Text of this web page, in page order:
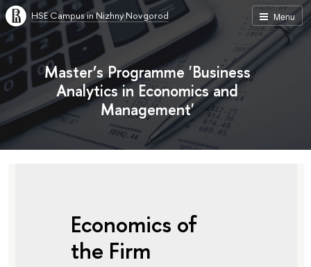
Menu
HSE Campus in Nizhny Novgorod
Master’s Programme 'Business
Analytics in Economics and
Management'
Economics of
the Firm